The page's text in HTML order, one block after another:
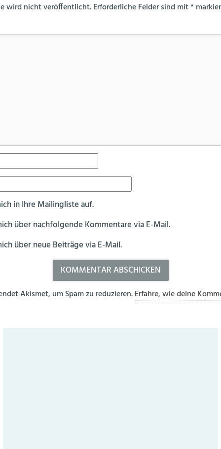
wird nicht veröffentlicht. Erforderliche Felder sind mit*
in Ihre Mailingliste auf.
über nachfolgende Kommentare via E-Mail.
über neue Beiträge via E-Mail.
Akismet, um Spam zu reduzieren. Erfahre, wie deine